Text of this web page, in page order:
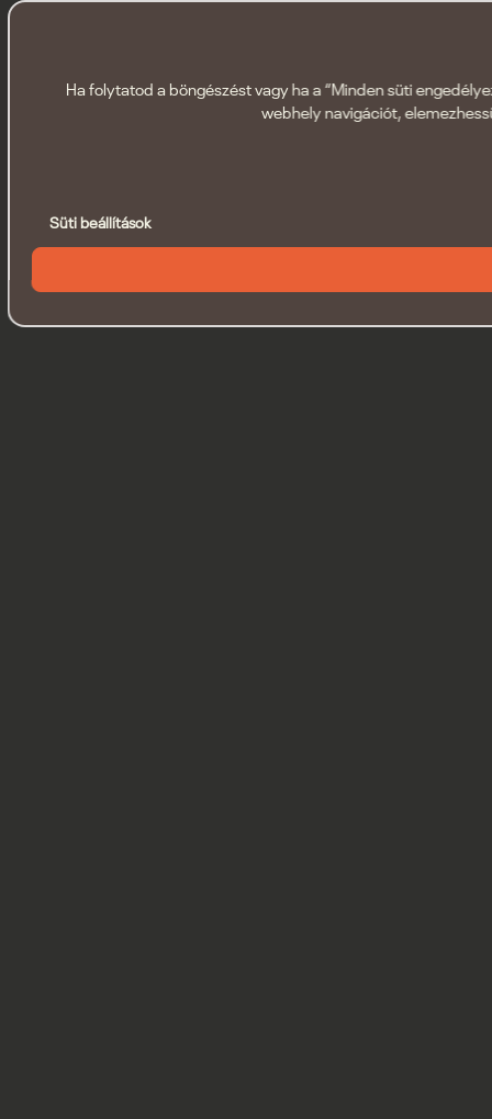
Ha folytatod a böngészést vagy ha a “Minden süti
webhely navigációt,
Süti beállítások